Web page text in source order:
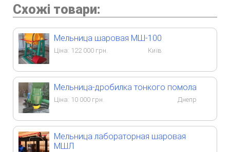
Схожі товари:
Мельница шаровая МШ-100
Ціна: 122 000 грн. Київ
Мельница-дробилка тонкого помола
Ціна: 10 000 грн. Днепр
Мельница лабораторная шаровая
МШЛ